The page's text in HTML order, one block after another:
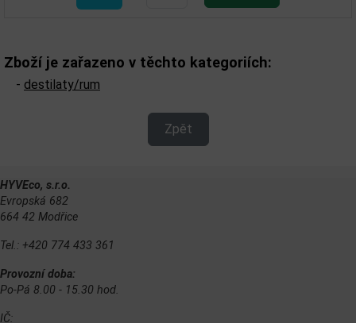
Zboží je zařazeno v těchto kategoriích:
- destilaty/rum
Zpět
HYVEco, s.r.o.
Evropská 682
664 42 Modřice
Tel.: +420 774 433 361
Provozní doba:
Po-Pá 8.00 - 15.30 hod.
IČ: